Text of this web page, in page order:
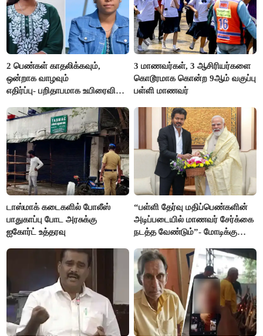
2 பெண்கள் காதலிக்கவும்,
ஒன்றாக வாழவும்
எதிர்ப்பு- பறிதாபமாக உயிரைவிட்ட
3 மாணவர்கள், 3 ஆசிரியர்களை
கொடூரமாக கொன்ற 9ஆம் வகுப்பு
பள்ளி மாணவர்
டாஸ்மாக் கடைகளில் போலீஸ்
பாதுகாப்பு போட அரசுக்கு
ஐகோர்ட் உத்தரவு
“பள்ளி தேர்வு மதிப்பெண்களின்
அடிப்படையில் மாணவர் சேர்க்கை
நடத்த வேண்டும்”- மோடிக்கு